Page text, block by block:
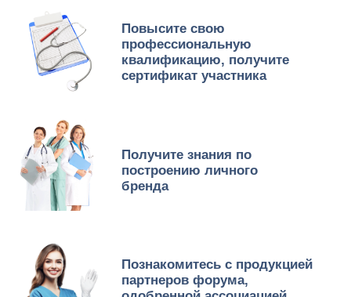
Если вы
согласныс
тем, что:
не возникла снова
лечение одного заболевания
не должноприводить
к возникновению другого
стоматология не должна
ассоциироваться с болью
и дискомфортом у пациентов
оказывать услугу
уровне
для улучшения качества лечения
необходимо постоянно обучаться